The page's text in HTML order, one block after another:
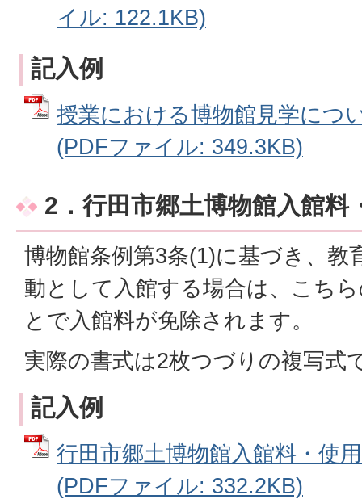
イル: 122.1KB)
記入例
授業における博物館見学につ
(PDFファイル: 349.3KB)
2．行田市郷土博物館入館料
博物館条例第3条(1)に基づき、教
動として入館する場合は、こち
とで入館料が免除されます。
実際の書式は2枚つづりの複写式
記入例
行田市郷土博物館入館料・使
(PDFファイル: 332.2KB)